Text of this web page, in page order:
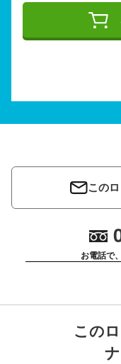
この
お電話で
この